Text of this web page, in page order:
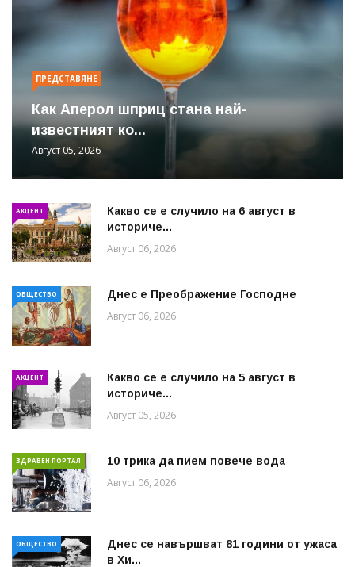
ПРЕДСТАВЯНЕ
Как Аперол шприц стана най-
известният ко...
Август 05, 2026
АКЦЕНТ
Какво се е случило на 6 август в
историче...
Август 06, 2026
ОБЩЕСТВО Днес е Преображение Господне
Август 06, 2026
АКЦЕНТ
Какво се е случило на 5 август в
историче...
Август 05, 2026
ЗДРАВЕН ПОРТАЛ 10 трика да пием повече вода
Август 06, 2026
ОБЩЕСТВО
Днес се навършват 81 години от ужаса
в Хи...